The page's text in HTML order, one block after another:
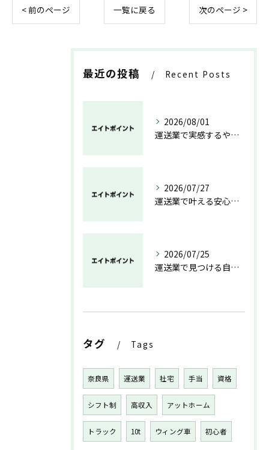
< 前のページ 一覧に戻る 次のページ >
最近の投稿 Recent Posts
2026/08/01
運送業で実感するやりがいと成長の魅力
2026/07/27
運送業で叶える安心と成長のキャリア
2026/07/25
運送業で見つける自分らしい働き方と安定の未来
タグ Tags
奈良県 運送業 社宅 手当 資格
シフト制 高収入 アットホーム
トラック 10t ウィング車 初心者